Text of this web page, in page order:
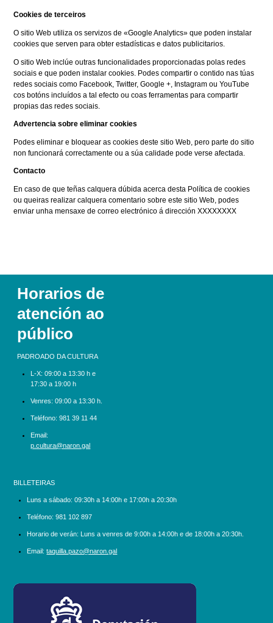
Cookies de terceiros
O sitio Web utiliza os servizos de «Google Analytics» que poden instalar
cookies que serven para obter estadísticas e datos publicitarios.
O sitio Web inclúe outras funcionalidades proporcionadas polas redes
sociais e que poden instalar cookies. Podes compartir o contido nas túas
redes sociais como Facebook, Twitter, Google +, Instagram ou YouTube
cos botóns incluídos a tal efecto ou coas ferramentas para compartir
propias das redes sociais.
Advertencia sobre eliminar cookies
Podes eliminar e bloquear as cookies deste sitio Web, pero parte do sitio
non funcionará correctamente ou a súa calidade pode verse afectada.
Contacto
En caso de que teñas calquera dúbida acerca desta Política de cookies
ou queiras realizar calquera comentario sobre este sitio Web, podes
enviar unha mensaxe de correo electrónico á dirección XXXXXXXX
Horarios de
atención ao
público
PADROADO DA CULTURA
L-X: 09:00 a 13:30 h e
17:30 a 19:00 h
Venres: 09:00 a 13:30 h.
Teléfono: 981 39 11 44
Email:
p.cultura@naron.gal
BILLETEIRAS
Luns a sábado: 09:30h a 14:00h e 17:00h a 20:30h
Teléfono: 981 102 897
Horario de verán: Luns a venres de 9:00h a 14:00h e de 18:00h a 20:30h.
Email: taquilla.pazo@naron.gal
logo_depcoruna.png